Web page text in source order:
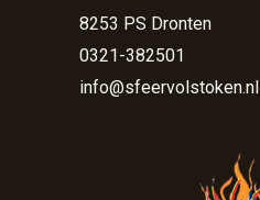
8253 PS Dronten
0321-382501
info@sfeervolstoken.nl